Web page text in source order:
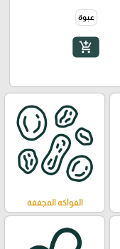
عبوة
add_shopping_cart
الفواكه المجففة